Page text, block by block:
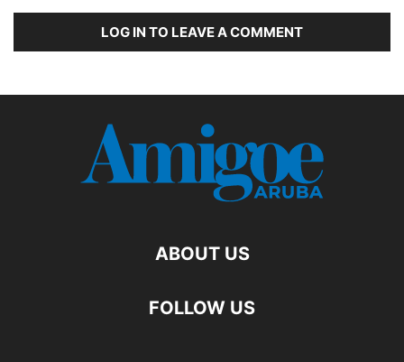
LOG IN TO LEAVE A COMMENT
ABOUT US
FOLLOW US